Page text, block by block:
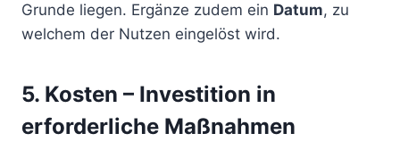
Grunde liegen. Ergänze zudem ein Datum, zu
welchem der Nutzen eingelöst wird.
5. Kosten – Investition in
erforderliche Maßnahmen